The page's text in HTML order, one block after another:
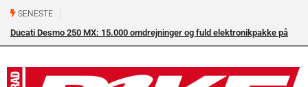
SENESTE
Ducati Desmo 250 MX: 15.000 omdrejninger og fuld elektronikpakke på